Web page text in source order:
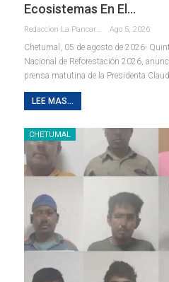
Ecosistemas En El…
Redaccion La Pancarta De Quintana Roo Ago 5, 2026
Chetumal, 05 de agosto de 2026-
Nacional de Reforestación 2026,
prensa matutina de la Presidenta
LEE MAS...
CHETUMAL